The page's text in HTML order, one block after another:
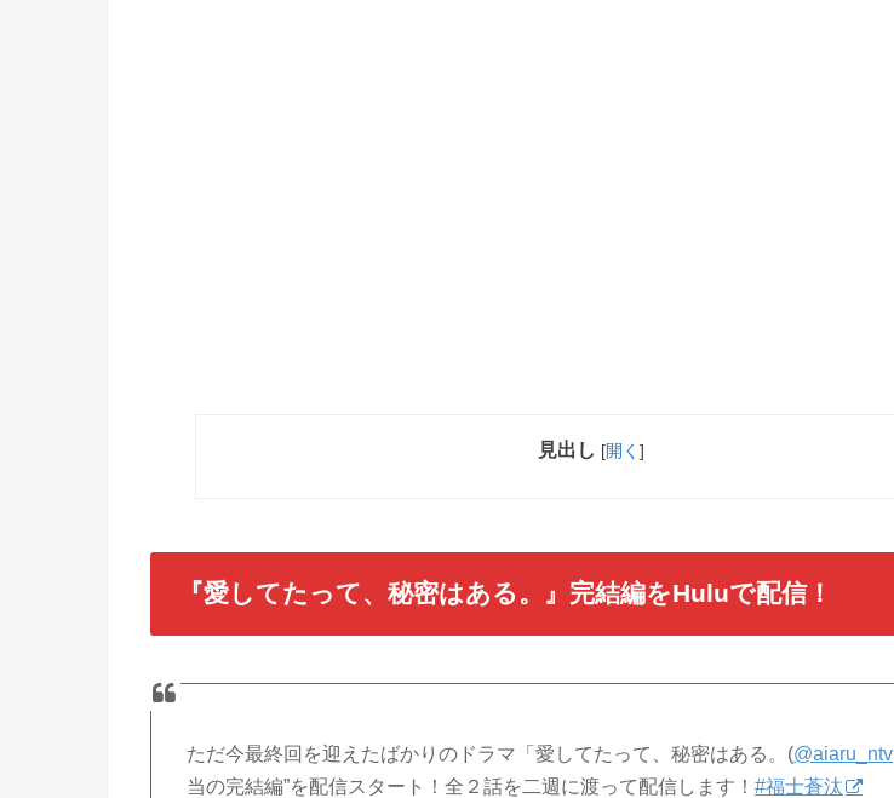
見出し [開く ]
『愛してたって、秘密はある。』完結編をHuluで配信！
ただ今最終回を迎えたばかりのドラマ「愛してたって、秘密はある。(@aiaru_ntv
当の完結編”を配信スタート！全２話を二週に渡って配信します！#福士蒼汰